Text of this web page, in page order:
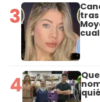
3 tras
4